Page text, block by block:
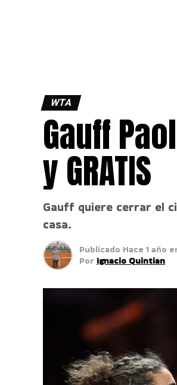
WTA
Gauff
y GRATIS
Gauff quiere cerrar el
casa.
Publicado Hace 1 año
Por Ignacio Quintian